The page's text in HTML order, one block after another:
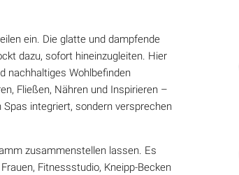
ein. Die glatte und dampfende
dazu, sofort hineinzugleiten. Hier
nachhaltiges Wohlbefinden
Fließen, Nähren und Inspirieren –
integriert, sondern versprechen
zusammenstellen lassen. Es
Fitnessstudio, Kneipp-Becken